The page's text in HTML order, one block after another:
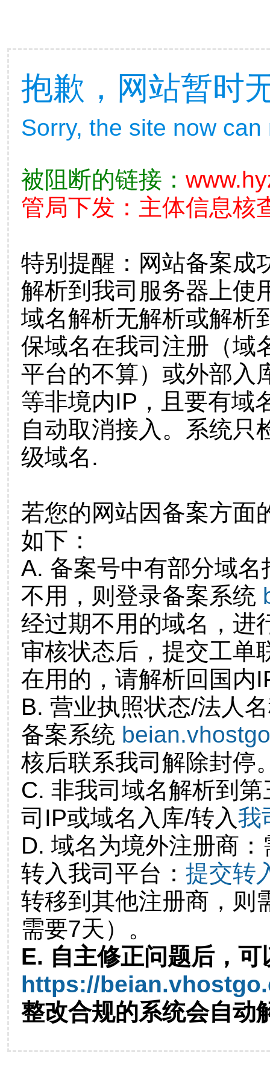
抱歉，网站暂时
Sorry, the site now
被阻断的链接：
管局下发：主体信息核
特别提醒：网站备案成
解析到我司服务器上使
域名解析无解析或解析
保域名在我司注册（域
平台的不算）或外部入
等非境内IP，且要有域
自动取消接入。系统只
级域名.
若您的网站因备案方面
如下：
A. 备案号中有部分域
不用，则登录备案系统
经过期不用的域名，进
审核状态后，提交工单
在用的，请解析回国内
B. 营业执照状态/法人
备案系统
核后联系我司解除封停
C. 非我司域名解析到
司IP或域名入库/转入我
D. 域名为境外注册商
转入我司平台： 提交转
转移到其他注册商，则
需要7天）。
E. 自主修正问题后，可
https://
整改合规的系统会自动